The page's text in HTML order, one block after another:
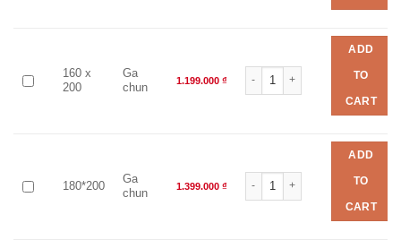
160 x
200
Ga
chun
1.199.000 ₫
Bộ chăn ga EVERON EPM
ADD
TO
CART
180*200
Ga
chun
1.399.000 ₫
Bộ chăn ga EVERON EPM
ADD
TO
CART